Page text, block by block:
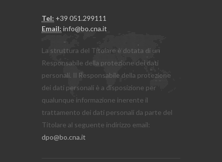
Tel: +39 051.299111
Email: info@bo.cna.it
La struttura del Titolare è dotata di un
Responsabile della protezione dei dati
personali. Il Responsabile della protezione
dei dati personali è a disposizione per
qualunque informazione inerente il
trattamento dei dati personali da parte del
Titolare al seguente indirizzo email:
dpo@bo.cna.it